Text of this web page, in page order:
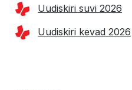
Uudiskiri suvi 2026
Uudiskiri kevad 2026